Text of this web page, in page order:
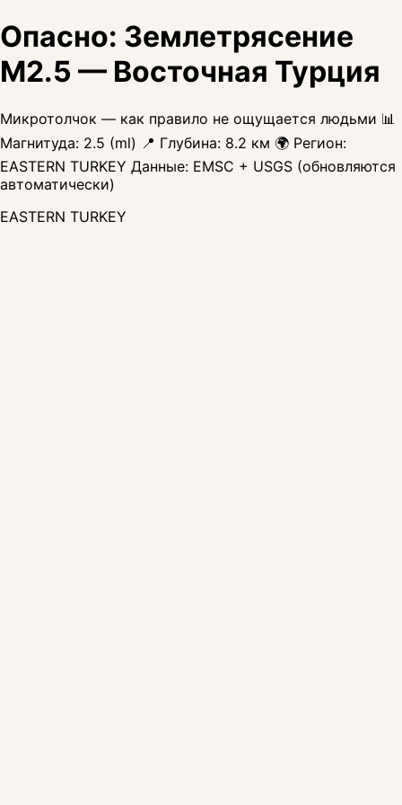
Опасно: Землетрясение
M2.5 — Восточная Турция
Микротолчок — как правило не ощущается людьми 📊
Магнитуда: 2.5 (ml) 📍 Глубина: 8.2 км 🌍 Регион:
EASTERN TURKEY Данные: EMSC + USGS (обновляются
автоматически)
EASTERN TURKEY